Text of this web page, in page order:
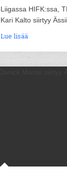
Liigassa HIFK:ssa,
Kari Kalto siirtyy
Lue lisää